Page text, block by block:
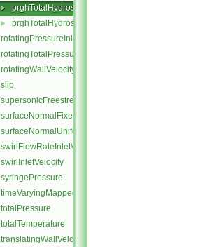
► prghTotalHydrostaticPressureFvPatchScalarField.C
► prghTotalHydrostaticPressureFvPatchScalarField.H
rotatingPressureInletOutletVelocity
rotatingTotalPressure
rotatingWallVelocity
slip
supersonicFreestream
surfaceNormalFixedValue
surfaceNormalUniformFixedValue
swirlFlowRateInletVelocity
swirlInletVelocity
syringePressure
timeVaryingMappedFixedValue
totalPressure
totalTemperature
translatingWallVelocity